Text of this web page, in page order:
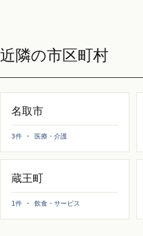
近隣の市区町村
名取市
3件 · 医療・介護
蔵王町
1件 · 飲食・サービス